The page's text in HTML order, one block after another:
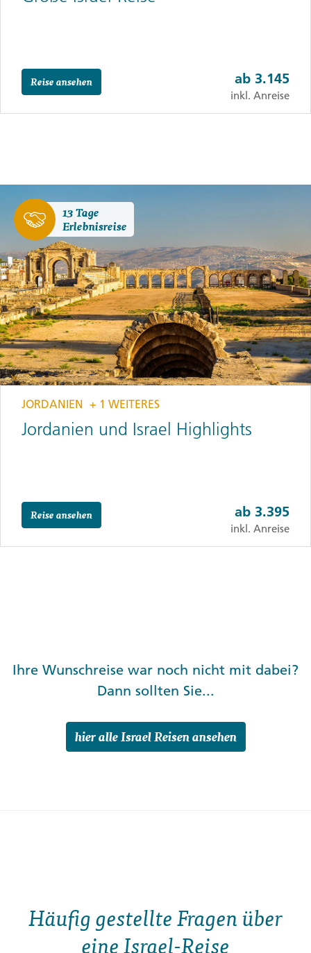
Reise ansehen ab 3.145
inkl. Anreise
13 Tage
Erlebnisreise
JORDANIEN + 1 WEITERES
Jordanien und Israel Highlights
Reise ansehen ab 3.395
inkl. Anreise
Ihre Wunschreise war noch nicht mit dabei?
Dann sollten Sie...
hier alle Israel Reisen ansehen
Häufig gestellte Fragen über
eine Israel-Reise